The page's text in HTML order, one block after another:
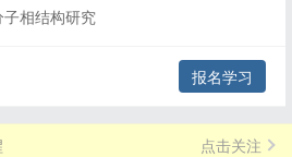
相结构研究
报名学习
点击关注